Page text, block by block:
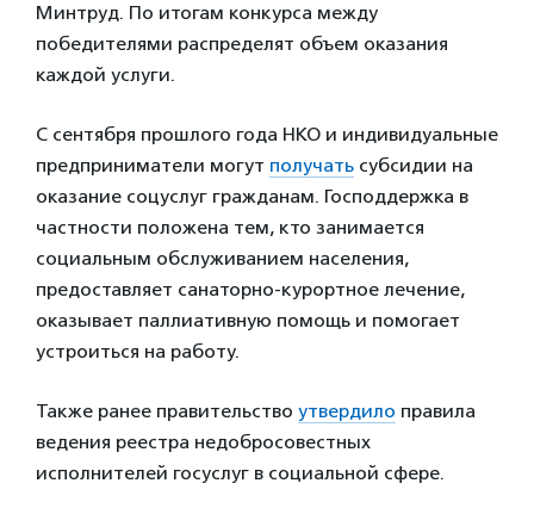
Минтруд. По итогам конкурса между
победителями распределят объем оказания
каждой услуги.
С сентября прошлого года НКО и индивидуальные
предприниматели могут получать субсидии на
оказание соцуслуг гражданам. Господдержка в
частности положена тем, кто занимается
социальным обслуживанием населения,
предоставляет санаторно-курортное лечение,
оказывает паллиативную помощь и помогает
устроиться на работу.
Также ранее правительство утвердило правила
ведения реестра недобросовестных
исполнителей госуслуг в социальной сфере.